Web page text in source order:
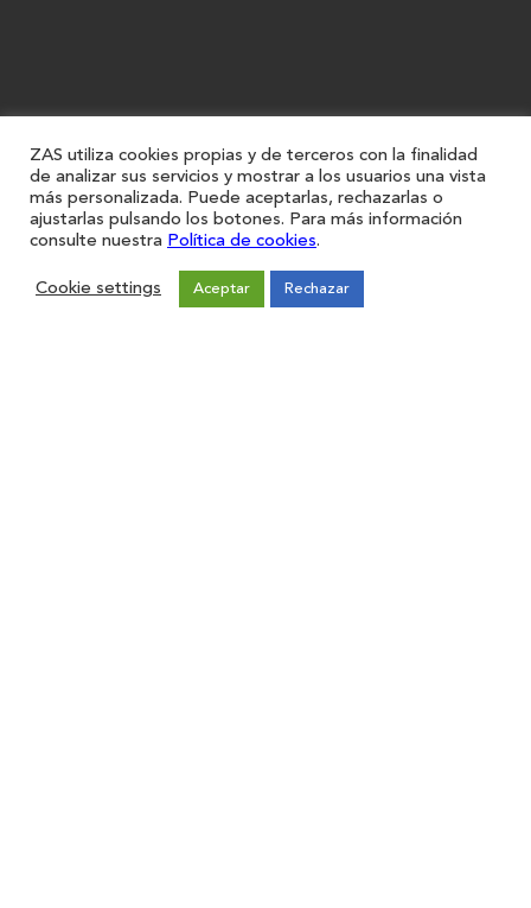
ZAS utiliza cookies propias y de terceros con la finalidad
de analizar sus servicios y mostrar a los usuarios una vista
más personalizada. Puede aceptarlas, rechazarlas o
ajustarlas pulsando los botones. Para más información
consulte nuestra Política de cookies.
Cookie settings Aceptar Rechazar